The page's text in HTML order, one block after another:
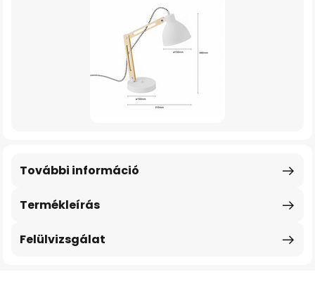
Termékleírás
További információ
Felülvizsgálat